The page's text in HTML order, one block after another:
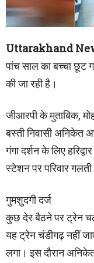
Uttarakhand
पांच साल का बच्चा छूट
की जा रही है।
जीआरपी के मुताबिक,
बस्ती निवासी अनिकेत
गंगा दर्शन के लिए
स्टेशन पर परिवार
गुमशुदगी दर्ज
कुछ देर बैठने पर ट्रेन
यह ट्रेन चंडीगढ़ नहीं
लगा। इस दौरान